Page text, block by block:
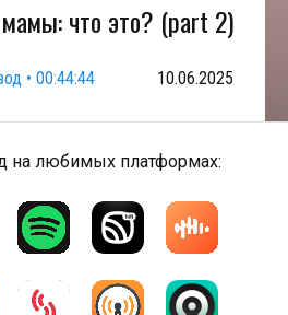
что это? (part 2)
• 00:44:44 10.06.2025
на любимых платформах: